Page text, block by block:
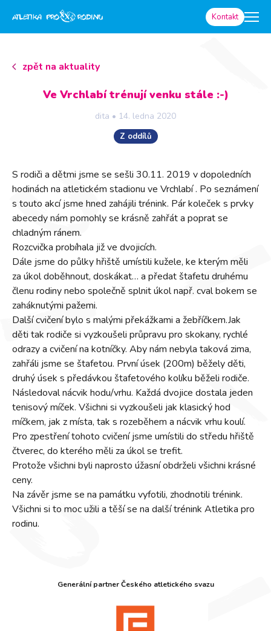
Kontakt
zpět na aktuality
Ve Vrchlabí trénují venku stále :-)
dita • 14. ledna 2020
Z oddílů
S rodiči a dětmi jsme se sešli 30.11. 2019 v dopoledních
hodinách na atletickém stadionu ve Vrchlabí . Po seznámení
s touto akcí jsme hned zahájili trénink. Pár koleček s prvky
abecedy nám pomohly se krásně zahřát a poprat se
chladným ránem.
Rozcvička probíhala již ve dvojicích.
Dále jsme do půlky hřiště umístili kužele, ke kterým měli
za úkol doběhnout, doskákat… a předat štafetu druhému
členu rodiny nebo společně splnit úkol např. cval bokem se
zaháknutými pažemi.
Další cvičení bylo s malými překážkami a žebříčkem.Jak
děti tak rodiče si vyzkoušeli průpravu pro skokany, rychlé
odrazy a cvičení na kotníčky. Aby nám nebyla taková zima,
zahřáli jsme se štafetou. První úsek (200m) běžely děti,
druhý úsek s předávkou štafetového kolíku běželi rodiče.
Následoval nácvik hodu/vrhu. Každá dvojice dostala jeden
tenisový míček. Všichni si vyzkoušeli jak klasický hod
míčkem, jak z místa, tak s rozeběhem a nácvik vrhu koulí.
Pro zpestření tohoto cvičení jsme umístili do středu hřiště
čtverec, do kterého měli za úkol se trefit.
Protože všichni byli naprosto úžasní obdrželi všichni krásné
ceny.
Na závěr jsme se na památku vyfotili, zhodnotili trénink.
Všichni si to moc užili a těší se na další trénink Atletika pro
rodinu.
Generální partner Českého atletického svazu